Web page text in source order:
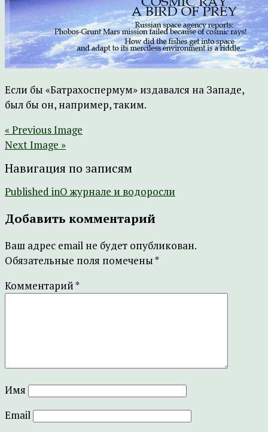
Если бы «Батрахоспермум» издавался на Западе,
был бы он, например, таким.
« Previous Image
Next Image »
Навигация по записям
Published inО журнале и водоросли
Добавить комментарий
Ваш адрес email не будет опубликован.
Обязательные поля помечены*
Комментарий*
Имя
Email